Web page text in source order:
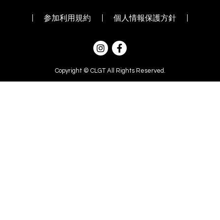
参加利用規約 個人情報保護方針
Copyright © CLGT All Rights Reserved.